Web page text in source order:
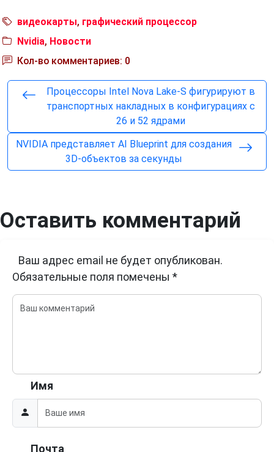
видеокарты, графический процессор
Nvidia, Новости
Кол-во комментариев: 0
Процессоры Intel Nova Lake-S фигурируют в
транспортных накладных в конфигурациях с
26 и 52 ядрами
NVIDIA представляет AI Blueprint для создания
3D-объектов за секунды
Оставить комментарий
Ваш адрес email не будет опубликован.
Обязательные поля помечены *
Имя
Почта